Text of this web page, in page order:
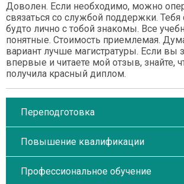
Доволен. Если необходимо, можно
связаться со службой поддержки. Тебя
будто лично с тобой знакомы. Все
понятные. Стоимость приемлемая.
вариант лучше магистратуры. Если вы
впервые и читаете мой отзыв, знайте,
получила красный диплом.
Переподготовка
Повышение квалификации
Профессиональное обучение